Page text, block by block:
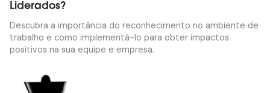
Liderados?
Descubra a importância do reconhecimento no ambiente de
trabalho e como implementá-lo para obter impactos
positivos na sua equipe e empresa.